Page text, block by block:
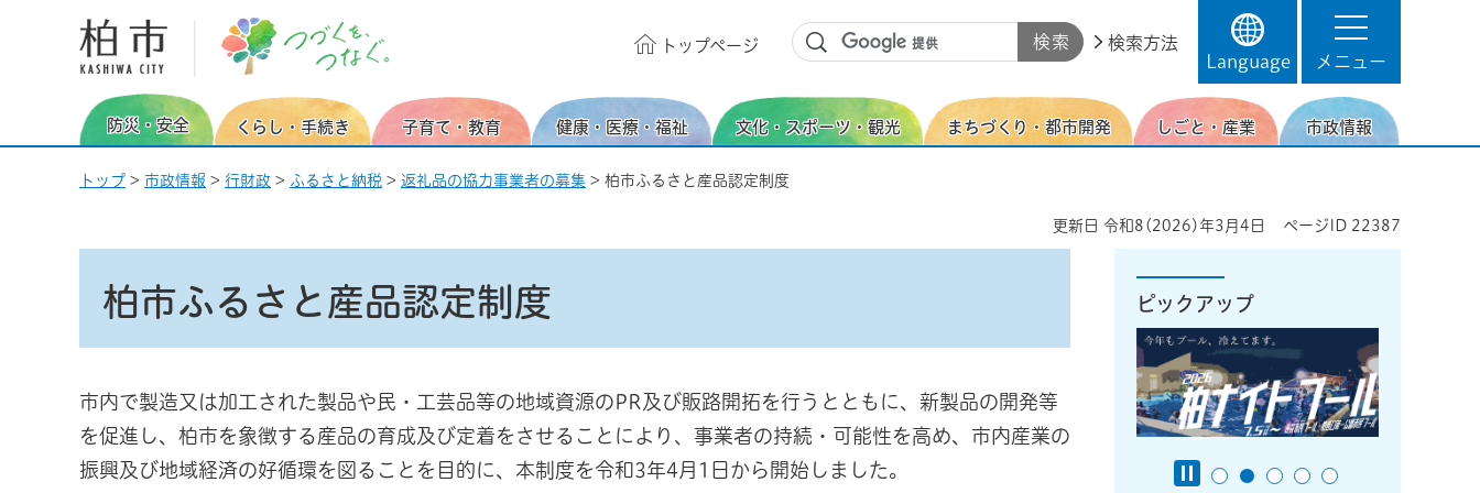
柏市 つづくを、つなぐ。
トップページ
検索方法
Language
メニュー
防災・安全 くらし・手続き 子育て・教育 健康・医療・福祉 文化・スポーツ・観光 まちづくり・都市開発 しごと・産業 市政情報
トップ > 市政情報 > 行財政 > ふるさと納税 > 返礼品の協力事業者の募集 > 柏市ふるさと産品認定制度
更新日 令和8(2026)年3月4日 ページID 22387
柏市ふるさと産品認定制度
市内で製造又は加工された製品や民・工芸品等の地域資源のPR及び販路開拓を行うとともに、新製品の開発等
を促進し、柏市を象徴する産品の育成及び定着をさせることにより、事業者の持続・可能性を高め、市内産業の
振興及び地域経済の好循環を図ることを目的に、本制度を令和3年4月1日から開始しました。
ピックアップ